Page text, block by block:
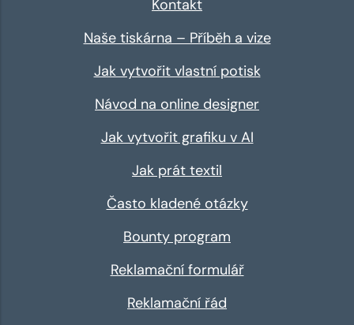
Kontakt
Naše tiskárna – Příběh a vize
Jak vytvořit vlastní potisk
Návod na online designer
Jak vytvořit grafiku v AI
Jak prát textil
Často kladené otázky
Bounty program
Reklamační formulář
Reklamační řád